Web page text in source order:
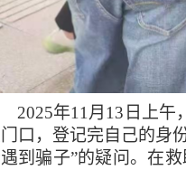
2025年11月13日上
口，登记完自己的身
到骗子”的疑问。在